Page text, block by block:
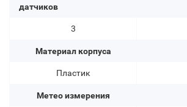
датчиков
3
Материал корпуса
Пластик
Метео измерения